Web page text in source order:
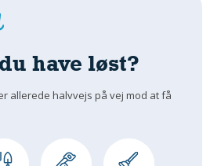
have løst?
allerede halvvejs på vej mod at få